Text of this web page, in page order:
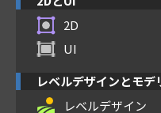
2D
UI
レベルデザインとモデ
レベルデザイン